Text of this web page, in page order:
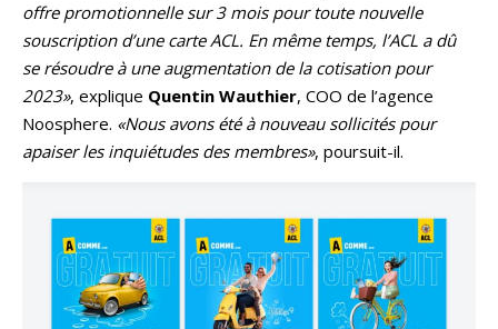
offre promotionnelle sur 3 mois pour toute nouvelle
souscription d’une carte ACL. En même temps, l’ACL a dû
se résoudre à une augmentation de la cotisation pour
2023», explique Quentin Wauthier, COO de l’agence
Noosphere. «Nous avons été à nouveau sollicités pour
apaiser les inquiétudes des membres», poursuit-il.